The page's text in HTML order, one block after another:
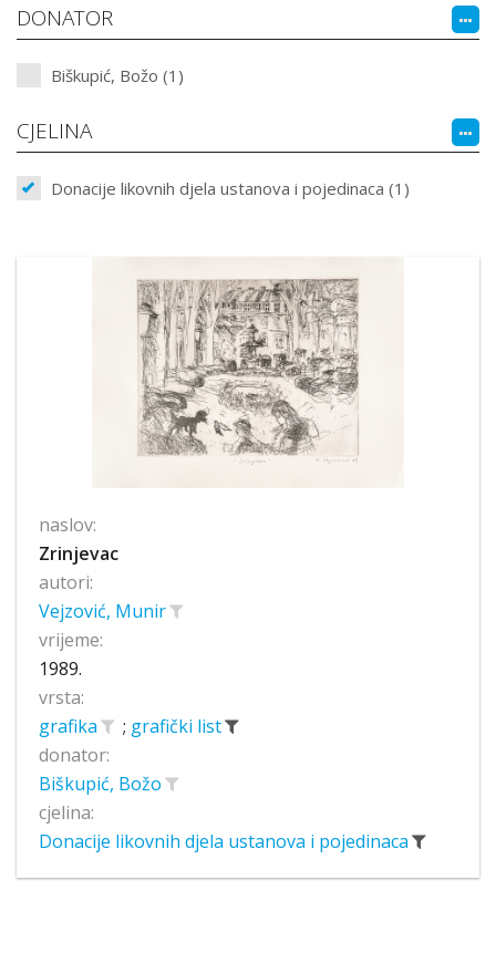
DONATOR
Biškupić, Božo (1)
CJELINA
Donacije likovnih djela ustanova i pojedinaca (1)
naslov:
Zrinjevac
autori:
Vejzović, Munir
vrijeme:
1989.
vrsta:
grafika
; grafički list
donator:
Biškupić, Božo
cjelina:
Donacije likovnih djela ustanova i pojedinaca